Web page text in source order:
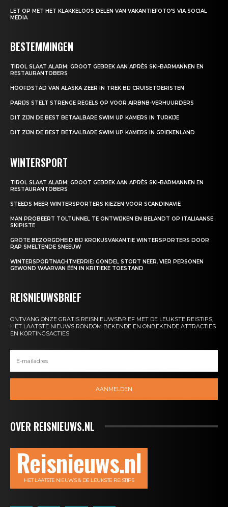
LET OP MET HET KLAKKELOOS DELEN VAN VAKANTIEFOTO’S VIA SOCIAL
MEDIA
BESTEMMINGEN
TIROL SLAAT ALARM: GROOT GEBREK AAN APRÈS SKI-BARMANNEN EN
RESTAURANTOBERS
HOOFDSTAD VAN ALASKA ZEER IN TREK BIJ CRUISETOERISTEN
PARIJS STELT STRENGE REGELS OP VOOR AIRBNB-VERHUURDERS
DIT ZIJN DE BEST BETAALBARE SWIM UP KAMERS IN TURKIJE
DIT ZIJN DE BEST BETAALBARE SWIM UP KAMERS IN GRIEKENLAND
WINTERSPORT
TIROL SLAAT ALARM: GROOT GEBREK AAN APRÈS SKI-BARMANNEN EN
RESTAURANTOBERS
STEEDS MEER WINTERSPORTERS KIEZEN VOOR SCANDINAVIË
MAN PROBEERT TOLTUNNEL TE ONTWIJKEN EN BELANDT OP ITALIAANSE
SKIPISTE
GROTE BEZORGDHEID BIJ KROKUSVAKANTIE WINTERSPORTERS DOOR
RAP SMELTENDE SNEEUW
WINTERSPORTNACHTMERRIE: GONDEL STORT NEER, VIER PERSONEN
GEWOND WAARVAN ÉÉN IN KRITIEKE TOESTAND
REISNIEUWSBRIEF
ONTVANG ONZE GRATIS REISNIEUWSBRIEF MET DE LEUKSTE REISTIPS,
HET LAATSTE NIEUWS RONDOM BEKENDE EN ONBEKENDE ATTRACTIES
EN KORTINGSACTIES
AANMELDEN
OVER REISNIEUWS.NL
Reisnieuws.nl
HET LAATSTE NIEUWS & DE LEUKSTE REISTIPS